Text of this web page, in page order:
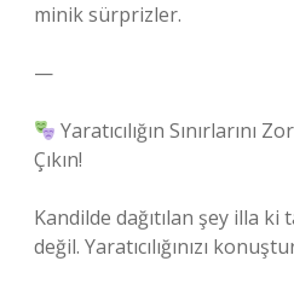
minik sürprizler.
—
Yaratıcılığın Sınırlarını
Çıkın!
Kandilde dağıtılan şey illa ki
değil. Yaratıcılığınızı